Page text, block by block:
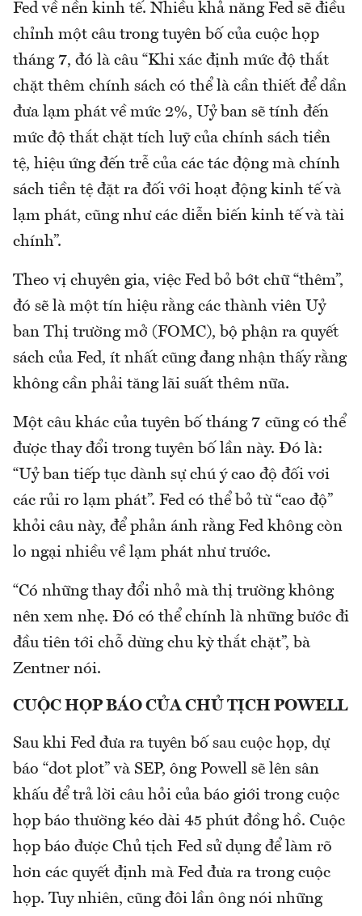
Fed về nền kinh tế. Nhiều khả năng Fed sẽ điều
chỉnh một câu trong tuyên bố của cuộc họp
tháng 7, đó là câu “Khi xác định mức độ thắt
chặt thêm chính sách có thể là cần thiết để dần
đưa lạm phát về mức 2%, Uỷ ban sẽ tính đến
mức độ thắt chặt tích luỹ của chính sách tiền
tệ, hiệu ứng đến trễ của các tác động mà chính
sách tiền tệ đặt ra đối với hoạt động kinh tế và
lạm phát, cũng như các diễn biến kinh tế và tài
chính”.
Theo vị chuyên gia, việc Fed bỏ bớt chữ “thêm”,
đó sẽ là một tín hiệu rằng các thành viên Uỷ
ban Thị trường mở (FOMC), bộ phận ra quyết
sách của Fed, ít nhất cũng đang nhận thấy rằng
không cần phải tăng lãi suất thêm nữa.
Một câu khác của tuyên bố tháng 7 cũng có thể
được thay đổi trong tuyên bố lần này. Đó là:
“Uỷ ban tiếp tục dành sự chú ý cao độ đối vơi
các rủi ro lạm phát”. Fed có thể bỏ từ “cao độ”
khỏi câu này, để phản ánh rằng Fed không còn
lo ngại nhiều về lạm phát như trước.
“Có những thay đổi nhỏ mà thị trường không
nên xem nhẹ. Đó có thể chính là những bước đi
đầu tiên tới chỗ dừng chu kỳ thắt chặt”, bà
Zentner nói.
CUỘC HỌP BÁO CỦA CHỦ TỊCH POWELL
Sau khi Fed đưa ra tuyên bố sau cuộc họp, dự
báo “dot plot” và SEP, ông Powell sẽ lên sân
khấu để trả lời câu hỏi của báo giới trong cuộc
họp báo thường kéo dài 45 phút đồng hồ. Cuộc
họp báo được Chủ tịch Fed sử dụng để làm rõ
hơn các quyết định mà Fed đưa ra trong cuộc
họp. Tuy nhiên, cũng đôi lần ông nói những